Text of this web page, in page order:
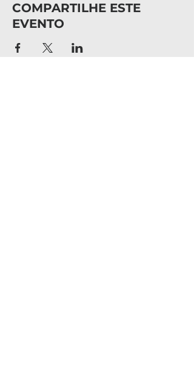
COMPARTILHE ESTE
EVENTO